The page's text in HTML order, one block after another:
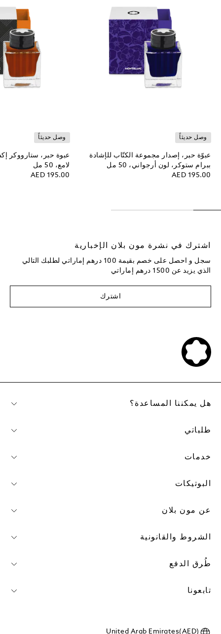
وصل حديثاً
عبوة حبر، ستارووكر
لامع، 50 مل
AED 195.00
وصل حديثاً
عبوّة حبر، إصدار مجموعة الكتّاب للإشادة
ببرام ستوكر، لون أرجواني، 50 مل
AED 195.00
اشترك في نشرة مون بلان الإخبارية
سجل و احصل على خصم بقيمة 100 درهم إماراتي لطلبك التالي
الذي يزيد عن 1500 درهم إماراتي
اشترك
طُرق الدفع
تابعونا
هل يمكننا المساعدة؟
طلباتي
خدمات
البوتيكات
عن مون بلان
الشروط والقانونية
United Arab Emirates(AED)